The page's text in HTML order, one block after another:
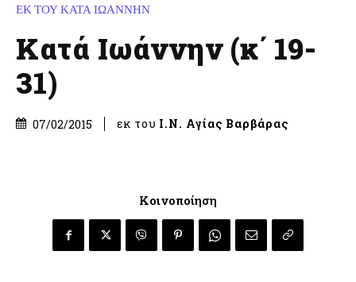
ΕΚ ΤΟΥ ΚΑΤΑ ΙΩΑΝΝΗΝ
Κατά Ιωάννην (κ΄ 19-
31)
07/02/2015 εκ του Ι.Ν. Αγίας Βαρβάρας
Κοινοποίηση